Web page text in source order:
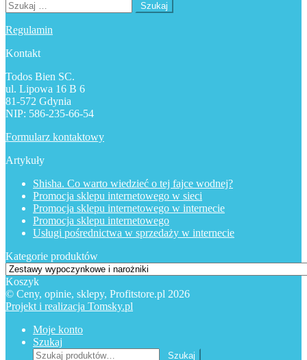
Szukaj:
Regulamin
Kontakt
Todos Bien SC.
ul. Lipowa 16 B 6
81-572 Gdynia
NIP: 586-235-66-54
Formularz kontaktowy
Artykuły
Shisha. Co warto wiedzieć o tej fajce wodnej?
Promocja sklepu internetowego w sieci
Promocja sklepu internetowego w internecie
Promocja sklepu internetowego
Usługi pośrednictwa w sprzedaży w internecie
Kategorie produktów
Koszyk
© Ceny, opinie, sklepy, Profitstore.pl 2026
Projekt i realizacja Tomsky.pl
Moje konto
Szukaj
Szukaj:
Szukaj